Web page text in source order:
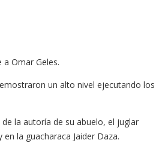
Omar Geles.
un alto nivel ejecutando los
de la autoría de su abuelo, el juglar
la guacharaca Jaider Daza.